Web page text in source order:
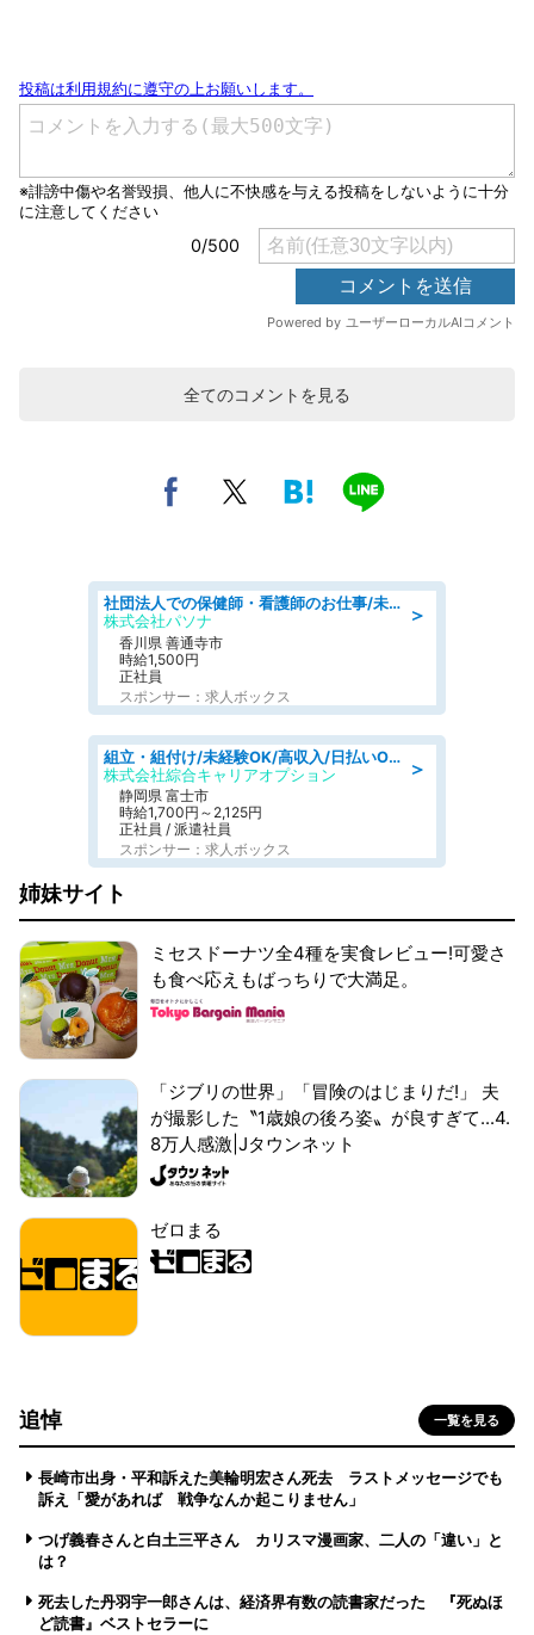
全てのコメントを見る
＞
社団法人での保健師・看護師のお仕事/未経験OK/要資格:普通免許、保健師、正看護師
株式会社パソナ
香川県 善通寺市
時給1,500円
正社員
スポンサー：求人ボックス
＞
組立・組付け/未経験OK/高収入/日払いOK/寮費無料/交替制
株式会社綜合キャリアオプション
静岡県 富士市
時給1,700円～2,125円
正社員 / 派遣社員
スポンサー：求人ボックス
姉妹サイト
ミセスドーナツ全4種を実食レビュー!可愛さ
も食べ応えもばっちりで大満足。
「ジブリの世界」「冒険のはじまりだ!」 夫
が撮影した〝1歳娘の後ろ姿〟が良すぎて...4.
8万人感激|Jタウンネット
ゼロまる
追悼 一覧を見る
長崎市出身・平和訴えた美輪明宏さん死去 ラストメッセージでも
訴え「愛があれば 戦争なんか起こりません」
つげ義春さんと白土三平さん カリスマ漫画家、二人の「違い」と
は？
死去した丹羽宇一郎さんは、経済界有数の読書家だった 『死ぬほ
ど読書』ベストセラーに